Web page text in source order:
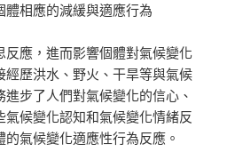
相應的減緩與適應行為
反應，進而影響個體對氣候變化
經歷洪水、野火、干旱等與氣候
步了人們對氣候變化的信心、
氣候變化認知和氣候變化情緒反
氣候變化適應性行為反應。